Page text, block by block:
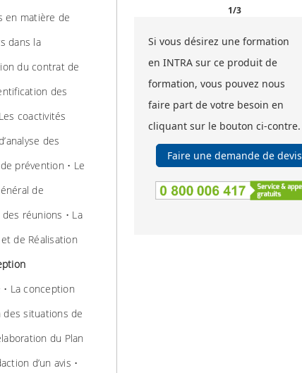
en matière de
dans la
du contrat de
des
coactivités
des
prévention • Le
de
réunions • La
de Réalisation
La conception
des situations de
du Plan
d’un avis •
1/3
Si vous désirez une formation
en INTRA sur ce produit de
formation, vous pouvez nous
faire part de votre besoin en
cliquant sur le bouton ci-contre.
Faire une demande de devis